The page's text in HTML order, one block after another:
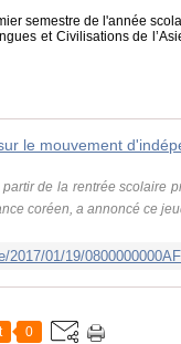
semestre de l'année
et Civilisations de
le mouvement
de la rentrée scolaire
coréen, a annoncé ce
0